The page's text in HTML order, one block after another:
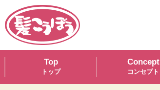
Top Concept